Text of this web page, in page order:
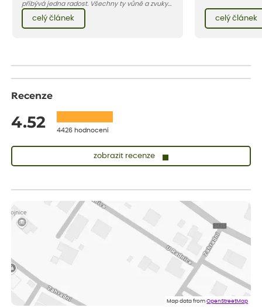
přibývá jedna radost. Všechny ty vůně a zvuky
červencové zahrady. Sklizeň rybízu do kuchyně
vnese neuvěřitelný klid a radost. A taky trochu
bezstarostnosti dětství při mlsání babiččina
celý článek
horké a suché
Pojďme se
celý článek
Recenze
4.52 4426 hodnocení
zobrazit recenze
Vše přišlo velice rychle krásně zabalené. Rostlinky po přesazení
velice dobře prospívají
Jarda
Dobrý den, byli jsme spokojeni
Eshop, objednání bylo v pořádku, žádný problém. Jen jsem byla
smutná z dodávky jedné kytky, která nebyla v nejlepší kondici a i
Map data fromOpenStreetMap